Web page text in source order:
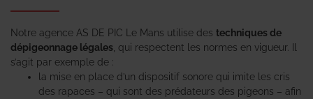
Notre agence AS DE PIC Le Mans utilise des techniques de
dépigeonnage légales , qui respectent les normes en vigueur. Il
s’agit par exemple de :
la mise en place d’un dispositif sonore qui imite les cris
des rapaces – qui sont des prédateurs des pigeons – afin